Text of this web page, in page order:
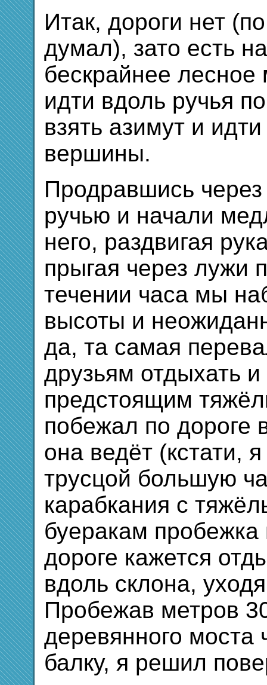
Итак, дороги нет
думал), зато есть
бескрайнее
идти вдоль ручья
взять азимут и
вершины.
Продравшись
ручью и начали
него, раздвигая
прыгая через лужи
течении часа мы
высоты и
да, та самая
друзьям отдыхать
предстоящим
побежал по дороге
она ведёт (кстати,
трусцой большую
карабкания с
буеракам пробежка
дороге кажется
вдоль склона,
Пробежав метров
деревянного моста
балку, я решил